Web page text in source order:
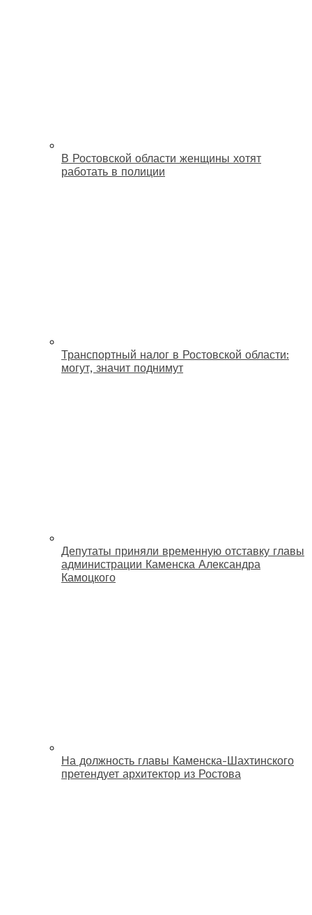
В Ростовской области женщины хотят
работать в полиции
Транспортный налог в Ростовской области:
могут, значит поднимут
Депутаты приняли временную отставку главы
администрации Каменска Александра
Камоцкого
На должность главы Каменска-Шахтинского
претендует архитектор из Ростова